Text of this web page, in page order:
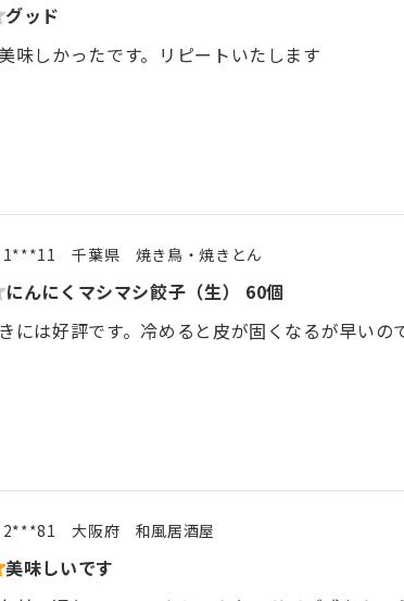
グッド
味しかったです。リピートいたします
1***11 千葉県 焼き鳥・焼きとん
にんにくマシマシ餃子（生） 60個
には好評です。冷めると皮が固くなるが早いの
2***81 大阪府 和風居酒屋
美味しいです